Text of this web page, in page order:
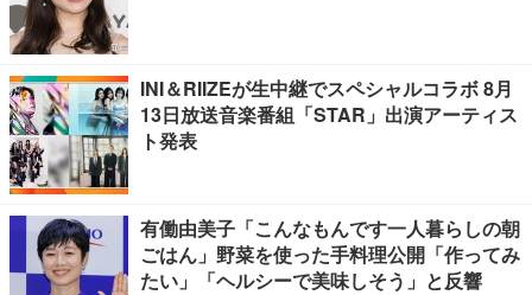
INI＆RIIZEが生中継でスペシャルコラボ 8月
13日放送音楽番組「STAR」出演アーティス
ト発表
有働由美子「こんなもんです一人暮らしの朝
ごはん」野菜を使った手料理公開「作ってみ
たい」「ヘルシーで美味しそう」と反響